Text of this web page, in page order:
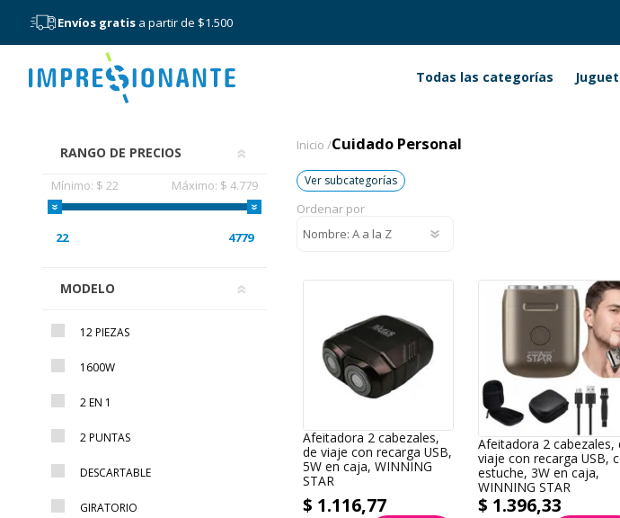
Envíos gratis a partir de $1.500
Menú Todas las categorías
Cuidado Personal
Inicio /Cuidado Personal
Ver subcategorías
Ordenar por
Afeitadora 2 cabezales,
de viaje con recarga USB,
5W en caja, WINNING
STAR
$ 1.116,77
Afeitadora 2 cabezales,
viaje con recarga USB,
estuche, 3W en caja,
WINNING STAR
$ 1.396,33
RANGO DE PRECIOS
Mínimo: $ 22 Máximo: $ 4.779
22 4779
MODELO
12 PIEZAS
1600W
2 EN 1
2 PUNTAS
DESCARTABLE
GIRATORIO